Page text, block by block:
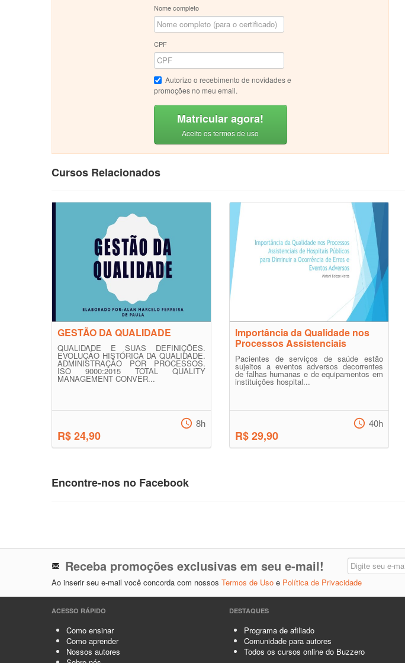
Nome completo
CPF
Autorizo o recebimento de novidades e
promoções no meu email.
Matricular agora!
Aceito os termos de uso
Cursos Relacionados
GESTÃO DA QUALIDADE
QUALIDADE E SUAS DEFINIÇÕES.
EVOLUÇÃO HISTÓRICA DA QUALIDADE.
ADMINISTRAÇÃO POR PROCESSOS.
ISO 9000:2015 TOTAL QUALITY
MANAGEMENT CONVER...
R$ 24,90
8h
Importância da Qualidade nos
Processos Assistenciais
Pacientes de serviços de saúde estão
sujeitos a eventos adversos decorrentes
de falhas humanas e de equipamentos em
instituições hospital...
R$ 29,90
40h
Encontre-nos no Facebook
Receba promoções exclusivas em seu e-mail!
Ao inserir seu e-mail você concorda com nossos Termos de Uso e Política de Privacidade
ACESSO RÁPIDO
Como ensinar
Como aprender
Nossos autores
DESTAQUES
Programa de afiliado
Comunidade para autores
Todos os cursos online do Buzzero